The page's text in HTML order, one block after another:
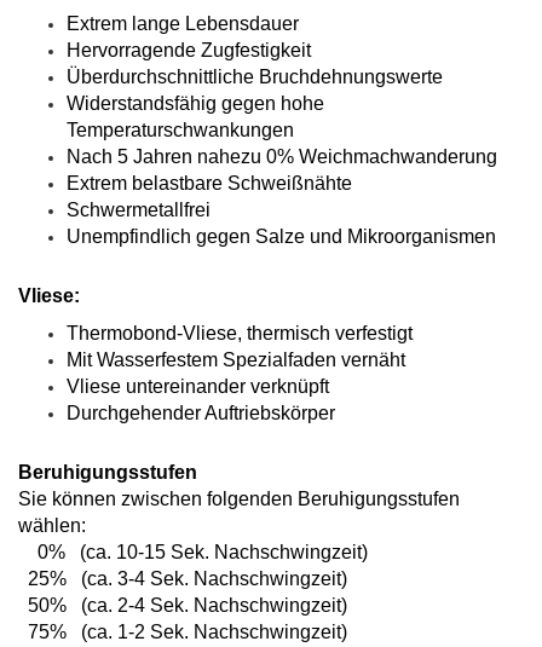
Extrem lange Lebensdauer
Hervorragende Zugfestigkeit
Überdurchschnittliche Bruchdehnungswerte
Widerstandsfähig gegen hohe
Temperaturschwankungen
Nach 5 Jahren nahezu 0% Weichmachwanderung
Extrem belastbare Schweißnähte
Schwermetallfrei
Unempfindlich gegen Salze und Mikroorganismen
Vliese:
Thermobond-Vliese, thermisch verfestigt
Mit Wasserfestem Spezialfaden vernäht
Vliese untereinander verknüpft
Durchgehender Auftriebskörper
Beruhigungsstufen
Sie können zwischen folgenden Beruhigungsstufen
wählen:
0% (ca. 10-15 Sek. Nachschwingzeit)
25% (ca. 3-4 Sek. Nachschwingzeit)
50% (ca. 2-4 Sek. Nachschwingzeit)
75% (ca. 1-2 Sek. Nachschwingzeit)